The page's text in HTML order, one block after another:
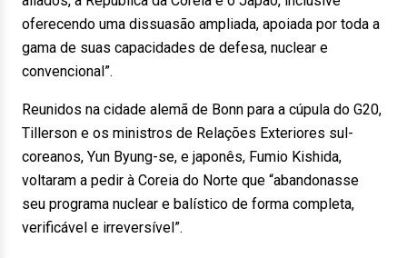
oferecendo uma dissuasão ampliada, apoiada por toda a
gama de suas capacidades de defesa, nuclear e
convencional”.
Reunidos na cidade alemã de Bonn para a cúpula do G20,
Tillerson e os ministros de Relações Exteriores sul-
coreanos, Yun Byung-se, e japonês, Fumio Kishida,
voltaram a pedir à Coreia do Norte que “abandonasse
seu programa nuclear e balístico de forma completa,
verificável e irreversível”.